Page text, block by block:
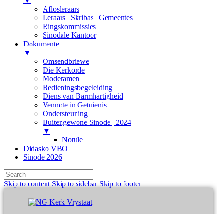
Aflosleraars
Leraars | Skribas | Gemeentes
Ringskommissies
Sinodale Kantoor
Dokumente
▼
Omsendbriewe
Die Kerkorde
Moderamen
Bedieningsbegeleiding
Diens van Barmhartigheid
Vennote in Getuienis
Ondersteuning
Buitengewone Sinode | 2024
▼
Notule
Didasko VBO
Sinode 2026
Skip to content Skip to sidebar Skip to footer